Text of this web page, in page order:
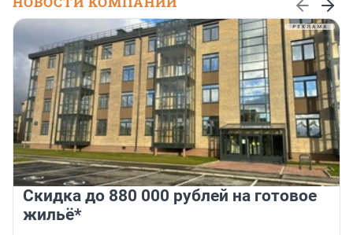
Скидка до 880 000 рублей на готовое
жильё*